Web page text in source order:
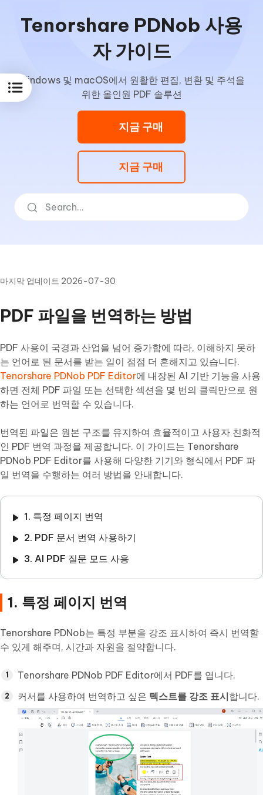
Tenorshare PDNob 사용
자 가이드
Windows 및 macOS에서 원활한 편집, 변환 및 주석을
위한 올인원 PDF 솔루션
지금 구매
지금 구매
마지막 업데이트 2026-07-30
PDF 파일을 번역하는 방법
PDF 사용이 국경과 산업을 넘어 증가함에 따라, 이해하지 못하
는 언어로 된 문서를 받는 일이 점점 더 흔해지고 있습니다.
Tenorshare PDNob PDF Editor에 내장된 AI 기반 기능을 사용
하면 전체 PDF 파일 또는 선택한 섹션을 몇 번의 클릭만으로 원
하는 언어로 번역할 수 있습니다.
번역된 파일은 원본 구조를 유지하여 효율적이고 사용자 친화적
인 PDF 번역 과정을 제공합니다. 이 가이드는 Tenorshare
PDNob PDF Editor를 사용해 다양한 기기와 형식에서 PDF 파
일 번역을 수행하는 여러 방법을 안내합니다.
1. 특정 페이지 번역
2. PDF 문서 번역 사용하기
3. AI PDF 질문 모드 사용
1. 특정 페이지 번역
Tenorshare PDNob는 특정 부분을 강조 표시하여 즉시 번역할
수 있게 해주며, 시간과 자원을 절약합니다.
Tenorshare PDNob PDF Editor에서 PDF를 엽니다.
커서를 사용하여 번역하고 싶은 텍스트를 강조 표시합니다.